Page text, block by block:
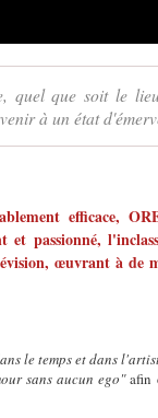
quel que soit le
à un état
efficace,
et passionné,
œuvrant à de
le temps et dans
sans aucun ego"afin